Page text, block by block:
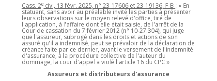
Cass. 2eciv., 13 févr. 2025, n° 23-17606 et 23-19136, F-B : « En
statuant, sans avoir au préalable invité les parties à présenter
leurs observations sur le moyen relevé d'office, tiré de
l'application, à l'affaire dont elle était saisie, de l'arrêt de la
Cour de cassation du 7 février 2012 (n° 10-27.304), qui juge
que l'assureur, subrogé dans les droits et actions de son
assuré qu'il a indemnisé, peut se prévaloir de la déclaration de
créance faite par ce dernier, avant le versement de l'indemnité
d'assurance, à la procédure collective de l'auteur du
dommage, la cour d'appel a violé l'article 16 du CPC »
Assureurs et distributeurs d'assurance